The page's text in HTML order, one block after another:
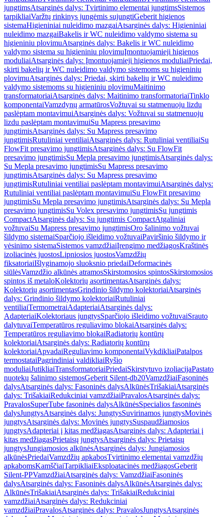
jungtimsAtsarginės dalys: Tvirtinimo elementai jungtimsSistemos
tarpikliaiVaržtų rinkinys jungėmis sujungtiGeberit higienos
sistemaHigieniniai nuleidimo mazgaiAtsarginės dalys: Higieniniai
nuleidimo mazgaiBakelis ir WC nuleidimo valdymo sistema su
higieniniu plovimuAtsarginės dalys: Bakelis ir WC nuleidimo
valdymo sistema su higieniniu plovimuĮmontuojamieji higienos
moduliaiAtsarginės dalys: Įmontuojamieji higienos moduliaiPriedai,
skirti bakelių ir WC nuleidimo valdymo sistemoms su higieniniu
plovimuAtsarginės dalys: Priedai, skirti bakelių ir WC nuleidimo
valdymo sistemoms su higieniniu plovimuMaitinimo
transformatoriaiAtsarginės dalys: Maitinimo transformatoriaiTinklo
komponentaiVamzdynų armatūrosVožtuvai su statmenuoju lizdu
paslėptam montavimuiAtsarginės dalys: Vožtuvai su statmenuoju
lizdu paslėptam montavimuiSu Mapress presavimo
jungtimisAtsarginės dalys: Su Mapress presavimo
jungtimisRutuliniai ventiliaiAtsarginės dalys: Rutuliniai ventiliaiSu
FlowFit presavimo jungtimisAtsarginės dalys: Su FlowFit
presavimo jungtimisSu Mepla presavimo jungtimisAtsarginės dalys:
Su Mepla presavimo jungtimisSu Mapress presavimo
jungtimisAtsarginės dalys: Su Mapress presavimo
jungtimisRutuliniai ventiliai paslėptam montavimuiAtsarginės dalys:
Rutuliniai ventiliai paslėptam montavimuiSu FlowFit presavimo
jungtimisSu Mepla presavimo jungtimisAtsarginės dalys: Su Mepla
presavimo jungtimisSu Volex presavimo jungtimisSu jungtimis
CompactAtsarginės dalys: Su jungtimis CompactAtgaliniai
vožtuvaiSu Mapress presavimo jungtimisOro šalinimo vožtuvai
šildymo sistemaiSparčiojo išleidimo vožtuvaiPaviršinio šildymo ir
vėsinimo sistemaSistemos vamzdžiaiĮrengimo medžiagosKraštinės
izoliacinės juostosLipniosios juostosVamzdžių
fiksatoriaiIšlyginamojo sluoksnio priedaiDeformacinės
siūlėsVamzdžio alkūnės atramosSkirstomosios spintosSkirstomosios
spintos iš metaloKolektorių asortimentasAtsarginės dalys:
Kolektorių asortimentasGrindinio šildymo kolektoriaiAtsarginės
dalys: Grindinio šildymo kolektoriaiRutuliniai
ventiliaiTermometraiAdapteriaiAtsarginės dalys:
AdapteriaiKolektoriaus jungtysSparčiojo išleidimo vožtuvaiSrauto
dalytuvaiTemperatūros reguliavimo blokaiAtsarginės dalys:
Temperatūros reguliavimo blokaiRadiatorių kontūrų
kolektoriaiAtsarginės dalys: Radiatorių kontūrų
kolektoriaiApvadaiReguliavimo komponentaiVykdikliaiPatalpos
termostataiPagrindiniai valdikliaiRyšio
moduliaiJutikliaiTransformatoriaiPriedaiSkirstytuvo izoliacijaPastato
nuotekų šalinimo sistemosGeberit Silent-db20VamzdžiaiFasoninės
dalysAtsarginės dalys: Fasoninės dalysAlkūnėsTrišakiaiAtsarginės
dalys: TrišakiaiRedukciniai vamzdžiaiPravalosAtsarginės dalys:
PravalosSuperTube fasoninės dalysAlkūnėsSpecialios fasoninės
dalysJungtysAtsarginės dalys: JungtysSuvirinamos jungtysMovinės
jungtysAtsarginės dalys: Movinės jungtysSuspaudžiamosios
jungtysAdapteriai į kitas medžiagasAtsarginės dalys: Adapteriai į
kitas medžiagasPrietaisų jungtysAtsarginės dalys: Prietaisų
jungtysJungiamosios alkūnėsAtsarginės dalys: Jungiamosios
alkūnėsPriedaiVamzdžių apkabosTvirtinimo elementai vamzdžių
apkabomsKamščiaiTarpikliaiEksploatacinės medžiagosGeberit
Silent-PPVamzdžiaiAtsarginės dalys: VamzdžiaiFasoninės
dalysAtsarginės dalys: Fasoninės dalysAlkūnėsAtsarginės dalys:
AlkūnėsTrišakiaiAtsarginės dalys: TrišakiaiRedukciniai
vamzdžiaiAtsarginės dalys: Redukciniai
vamzdžiaiPravalosAtsarginės dalys: PravalosJungtysAtsarginės